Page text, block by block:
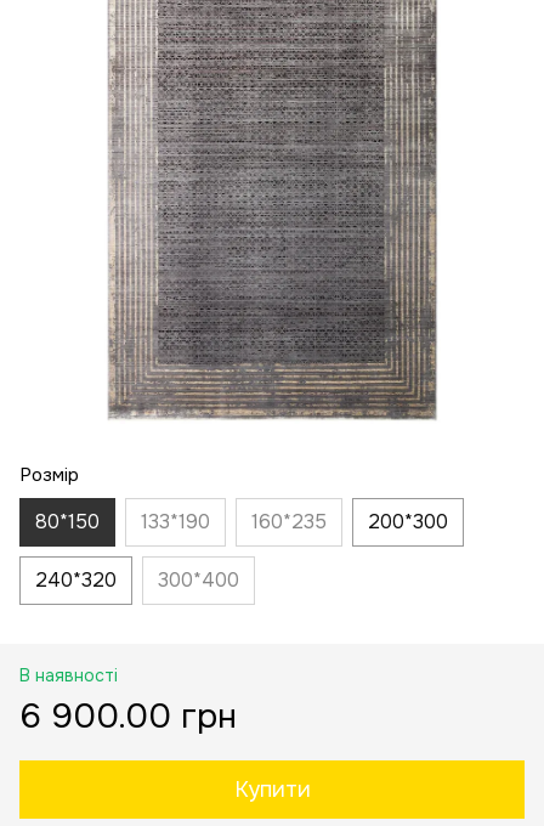
Розмір
80*150 133*190 160*235 200*300
240*320 300*400
В наявності
6 900.00 грн
Купити